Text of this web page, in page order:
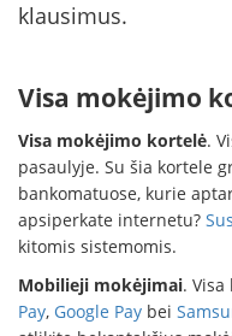
klausimus.
Visa mokėjimo
Visa mokėjimo kortelė.
pasaulyje. Su šia kortele
bankomatuose, kurie
apsiperkate internetu?
kitomis sistemomis.
Mobilieji mokėjimai.
Pay, Google Pay bei